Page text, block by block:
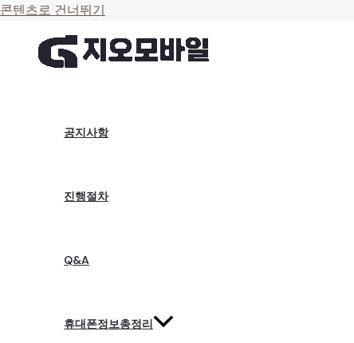
콘텐츠로 건너뛰기
공지사항
진행절차
Q&A
휴대폰정보총정리